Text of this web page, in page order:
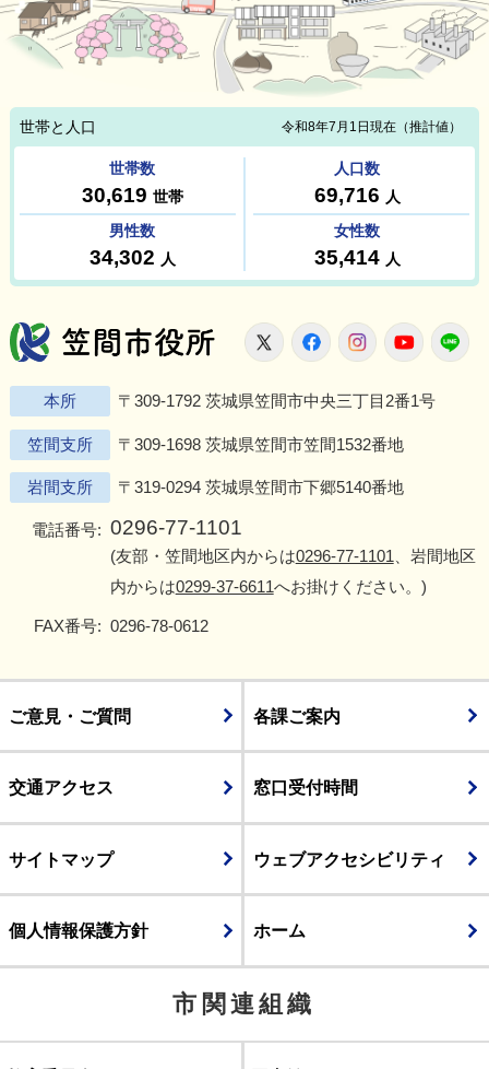
笠間市役所
X FacebookInstagram
本所 〒309-1792 茨城県笠間市中央三丁目2番1号
笠間支所 〒309-1698 茨城県笠間市笠間1532番地
岩間支所 〒319-0294 茨城県笠間市下郷5140番地
電話番号: 0296-77-1101
(友部・笠間地区内からは0296-77-1101 、岩間地区
内からは0299-37-6611へお掛けください。)
FAX番号: 0296-78-0612
ご意見・ご質問 各課ご案内
交通アクセス 窓口受付時間
サイトマップ ウェブアクセシビリティ
個人情報保護方針 ホーム
市関連組織